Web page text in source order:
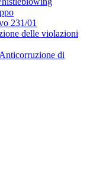
231/01
delle violazioni
di